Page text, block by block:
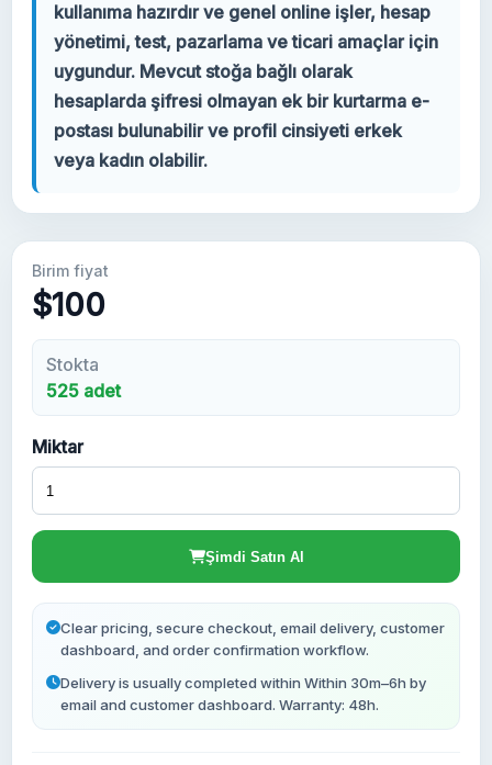
KATEGORILER
Google Voice
Gmail Hesapları 2024
Gmail Hesapları 2023
Gmail Hesapları 2022
kullanıma hazırdır ve genel online işler, hesap
yönetimi, test, pazarlama ve ticari amaçlar için
uygundur. Mevcut stoğa bağlı olarak
hesaplarda şifresi olmayan ek bir kurtarma e-
postası bulunabilir ve profil cinsiyeti erkek
veya kadın olabilir.
Birim fiyat
$100
Stokta
525 adet
Miktar
Şimdi Satın Al
Clear pricing, secure checkout, email delivery, customer
dashboard, and order confirmation workflow.
Delivery is usually completed within Within 30m–6h by
email and customer dashboard. Warranty: 48h.